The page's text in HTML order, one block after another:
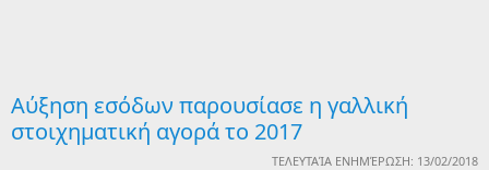
Αύξηση εσόδων παρουσίασε η γαλλική
στοιχηματική αγορά το 2017
ΤΕΛΕΥΤΑΊΑ ΕΝΗΜΈΡΩΣΗ: 13/02/2018